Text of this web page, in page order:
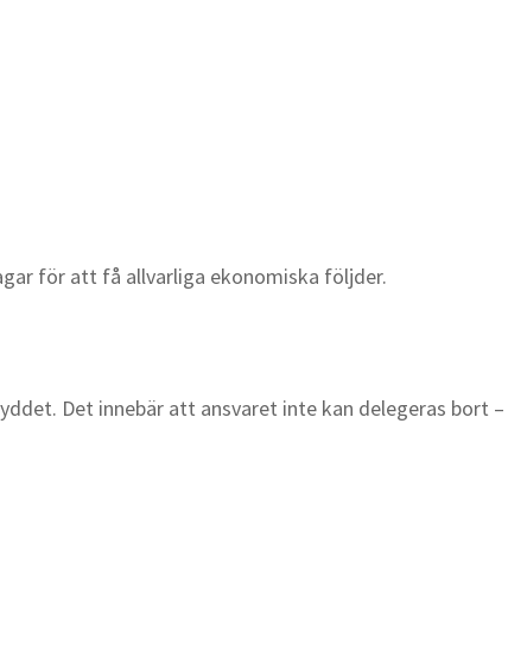
för att få allvarliga ekonomiska följder.
Det innebär att ansvaret inte kan delegeras bort